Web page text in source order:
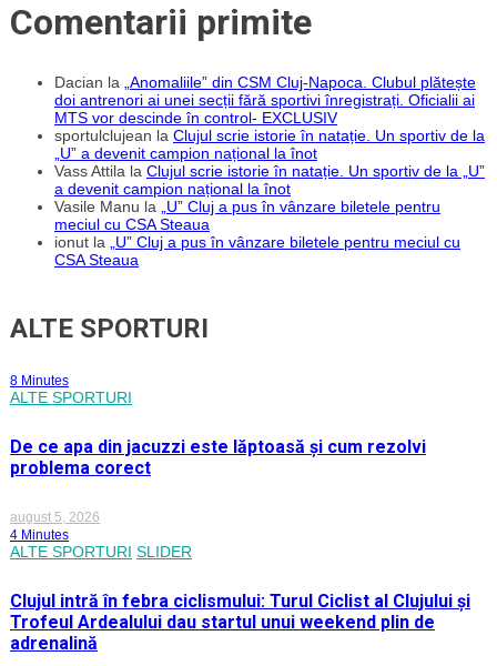
Comentarii primite
Dacian la
„Anomaliile” din CSM Cluj-Napoca. Clubul plătește
doi antrenori ai unei secții fără sportivi înregistrați. Oficialii ai
MTS vor descinde în control- EXCLUSIV
sportulclujean la Clujul scrie istorie în natație. Un sportiv de la
„U” a devenit campion național la înot
Vass Attila la Clujul scrie istorie în natație. Un sportiv de la „U”
a devenit campion național la înot
Vasile Manu la
„U” Cluj a pus în vânzare biletele pentru
meciul cu CSA Steaua
ionut la
„U” Cluj a pus în vânzare biletele pentru meciul cu
CSA Steaua
ALTE SPORTURI
8 Minutes
ALTE SPORTURI
De ce apa din jacuzzi este lăptoasă și cum rezolvi
problema corect
august 5, 2026
4 Minutes
ALTE SPORTURI SLIDER
Clujul intră în febra ciclismului: Turul Ciclist al Clujului și
Trofeul Ardealului dau startul unui weekend plin de
adrenalină